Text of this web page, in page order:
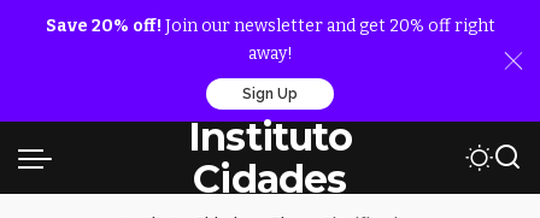
Save 20% off! Join our newsletter and get 20% off right
away!
Sign Up
Instituto
Cidades